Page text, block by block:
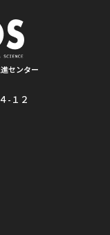
#画像分析
原発事故
ャルメディア
視鏡超音波画像
センター
-１２